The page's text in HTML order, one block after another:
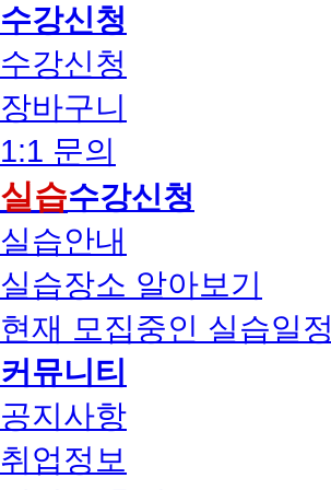
수강신청
수강신청
장바구니
1:1 문의
실습수강신청
실습안내
실습장소 알아보기
현재 모집중인 실습일정
커뮤니티
공지사항
취업정보